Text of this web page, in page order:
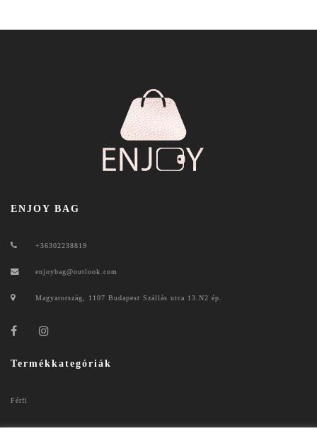
ENJOY BAG
+36302238819
enjoybag@outlook.com
Magyarország, 1107 Budapest Szállás utca 13.N2 ép.
Termékkategóriák
Férfi